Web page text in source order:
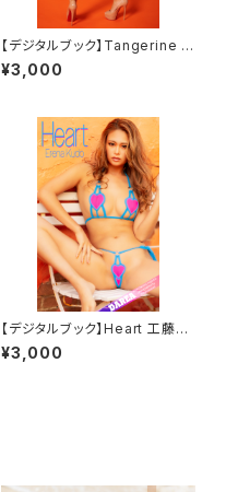
【デジタルブック】Tangerine D
AREA Dream Factory Maga
zine
¥3,000
【デジタルブック】Heart 工藤え
れな DAREA Dream Factory
Magazine
¥3,000